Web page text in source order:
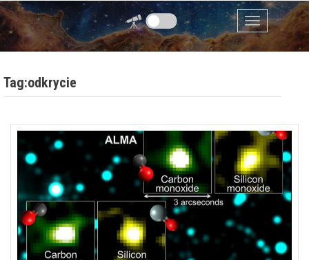
Przejdź do zawartości
Menu
Tag:odkrycie